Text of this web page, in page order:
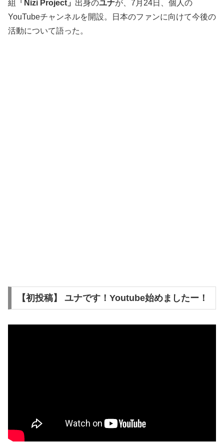
組
「Nizi Project」 出身のユナが、7月24日、個人の
YouTubeチャンネルを開設。日本のファンに向けて今後の
活動について語った。
【初投稿】 ユナです！Youtube始めましたー！